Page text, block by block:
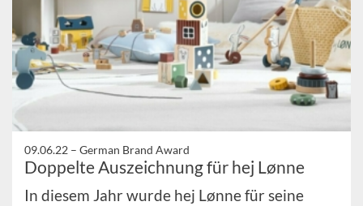
09.06.22 – German Brand Award
Doppelte Auszeichnung für hej Lønne
In diesem Jahr wurde hej Lønne für seine